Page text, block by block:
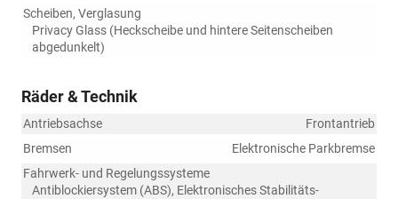
Scheiben, Verglasung
Privacy Glass (Heckscheibe und hintere Seitenscheiben
abgedunkelt)
Räder & Technik
Antriebsachse
Frontantrieb
Bremsen
Elektronische Parkbremse
Fahrwerk- und Regelungssysteme
Antiblockiersystem (ABS), Elektronisches Stabilitäts-